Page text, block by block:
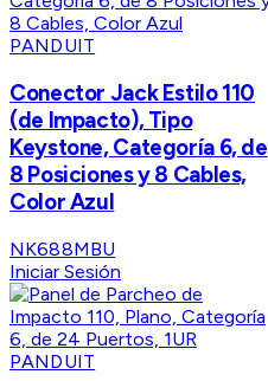
PANDUIT
Conector Jack Estilo 110
(de Impacto), Tipo
Keystone, Categoría 6, de
8 Posiciones y 8 Cables,
Color Azul
NK688MBU
Iniciar Sesión
PANDUIT